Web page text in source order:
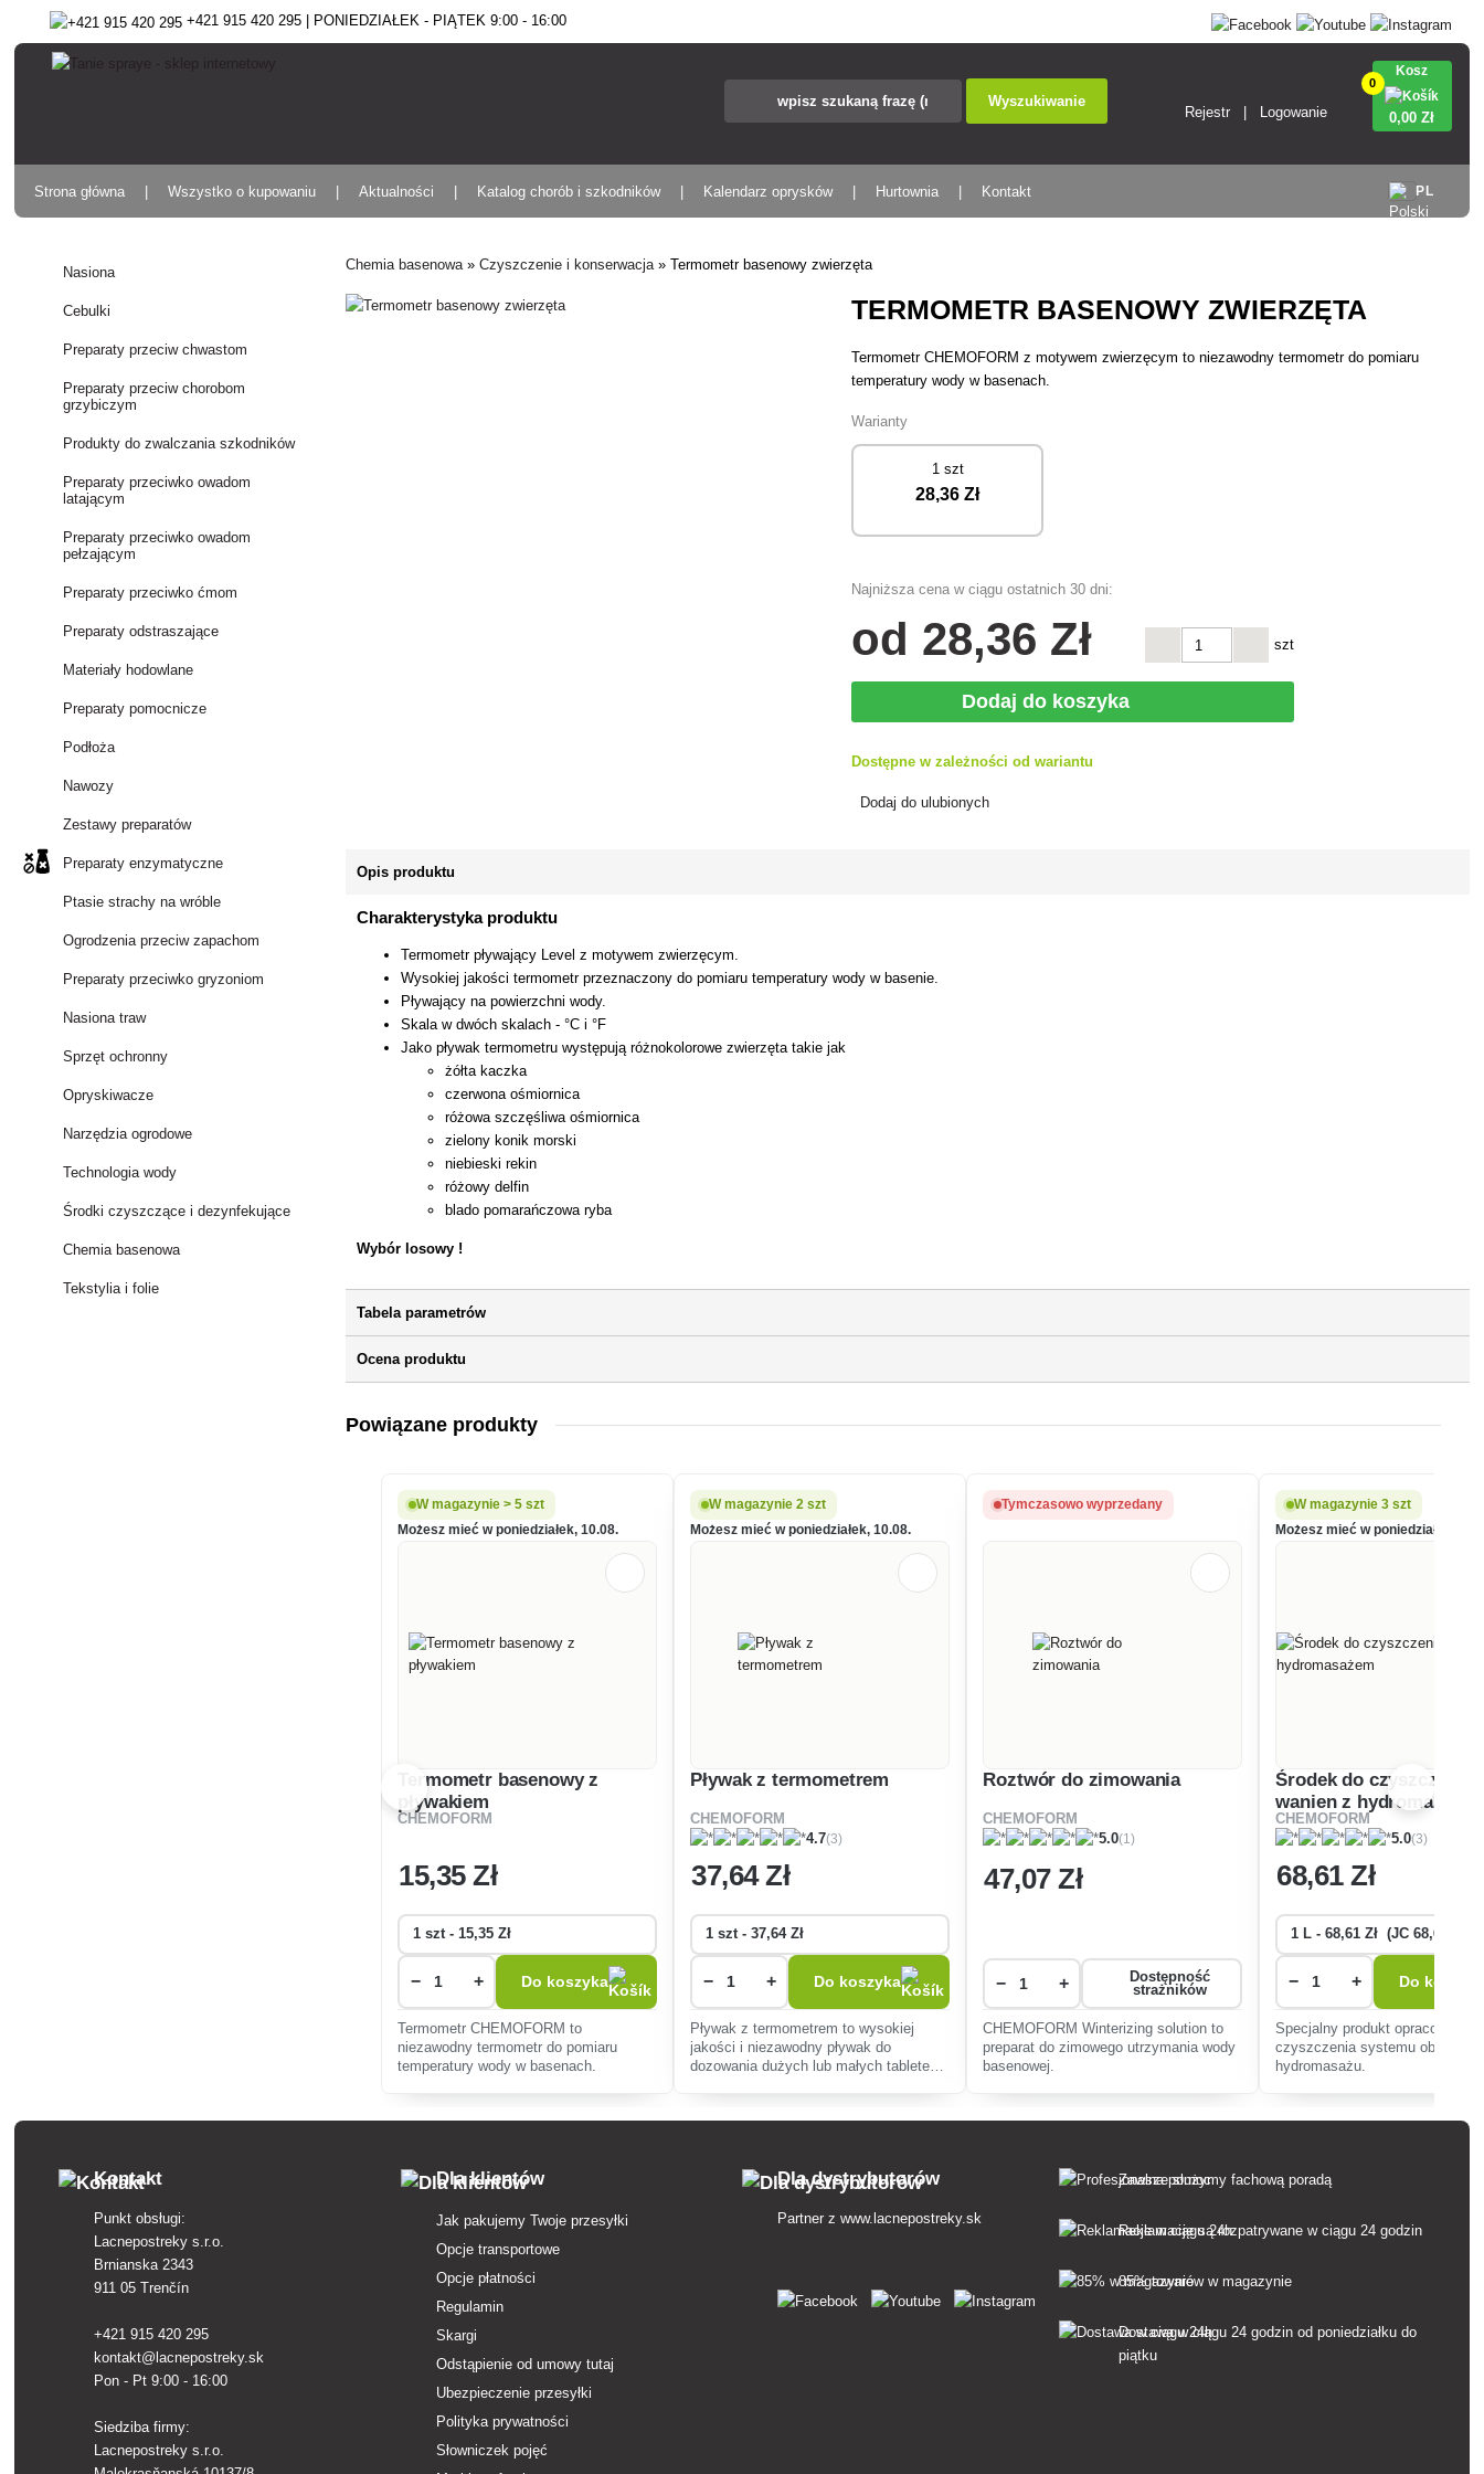
+421 915 420 295 | PONIEDZIAŁEK - PIĄTEK 9:00 - 16:00
Wyszukiwanie
Rejestr Logowanie
0
Kosz
0,00 Zł
PL
Strona główna Wszystko o kupowaniu Aktualności Katalog chorób i szkodników Kalendarz oprysków Hurtownia Kontakt
Nasiona
Cebulki
Preparaty przeciw chwastom
Preparaty przeciw chorobom
grzybiczym
Produkty do zwalczania szkodników
Preparaty przeciwko owadom
latającym
Preparaty przeciwko owadom
pełzającym
Preparaty przeciwko ćmom
Preparaty odstraszające
Materiały hodowlane
Preparaty pomocnicze
Podłoża
Nawozy
Zestawy preparatów
Preparaty enzymatyczne
Ptasie strachy na wróble
Ogrodzenia przeciw zapachom
Preparaty przeciwko gryzoniom
Nasiona traw
Sprzęt ochronny
Opryskiwacze
Narzędzia ogrodowe
Technologia wody
Środki czyszczące i dezynfekujące
Chemia basenowa
Tekstylia i folie
Chemia basenowa»Czyszczenie i konserwacja»Termometr basenowy zwierzęta
TERMOMETR BASENOWY ZWIERZĘTA
Termometr CHEMOFORM z motywem zwierzęcym to niezawodny termometr do pomiaru
temperatury wody w basenach.
Warianty
1 szt
28,36 Zł
Najniższa cena w ciągu ostatnich 30 dni:
od 28,36 Zł szt
Dodaj do koszyka
Dostępne w zależności od wariantu
Dodaj do ulubionych
Opis produktu
Charakterystyka produktu
Termometr pływający Level z motywem zwierzęcym.
Wysokiej jakości termometr przeznaczony do pomiaru temperatury wody w basenie.
Pływający na powierzchni wody.
Skala w dwóch skalach - °C i °F
Jako pływak termometru występują różnokolorowe zwierzęta takie jak
żółta kaczka
czerwona ośmiornica
różowa szczęśliwa ośmiornica
zielony konik morski
niebieski rekin
różowy delfin
blado pomarańczowa ryba
Wybór losowy !
Tabela parametrów
Ocena produktu
Powiązane produkty
W magazynie > 5 szt
Możesz mieć w poniedziałek, 10.08.
Termometr basenowy z
pływakiem
CHEMOFORM
15,35 Zł
− + Do koszyka
Termometr CHEMOFORM to
niezawodny termometr do pomiaru
temperatury wody w basenach.
W magazynie 2 szt
Możesz mieć w poniedziałek, 10.08.
Pływak z termometrem
CHEMOFORM
4.7(3)
37,64 Zł
− + Do koszyka
Pływak z termometrem to wysokiej
jakości i niezawodny pływak do
dozowania dużych lub małych tabletek
Tymczasowo wyprzedany
Roztwór do zimowania
CHEMOFORM
5.0(1)
47,07 Zł
− +
Dostępność
strażników
CHEMOFORM Winterizing solution to
preparat do zimowego utrzymania wody
basenowej.
W magazynie 3 szt
Możesz mieć w poniedziałek,
Środek do czyszczenia
wanien z
CHEMOFORM
5.0(3)
68,61 Zł
− + Do
Specjalny produkt opracowany
czyszczenia systemu obiegu
hydromasażu.
Kontakt
Punkt obsługi:
Lacnepostreky s.r.o.
Brnianska 2343
911 05 Trenčín
+421 915 420 295
kontakt@lacnepostreky.sk
Pon - Pt 9:00 - 16:00
Siedziba firmy:
Lacnepostreky s.r.o.
Dla klientów
Jak pakujemy Twoje przesyłki
Opcje transportowe
Opcje płatności
Regulamin
Skargi
Odstąpienie od umowy tutaj
Ubezpieczenie przesyłki
Polityka prywatności
Słowniczek pojęć
Dla dystrybutorów
Partner zwww.lacnepostreky.sk
Zawsze służymy fachową poradą
Reklamacje są rozpatrywane w ciągu 24 godzin
85% towarów w magazynie
Dostawa w ciągu 24 godzin od poniedziałku do
piątku